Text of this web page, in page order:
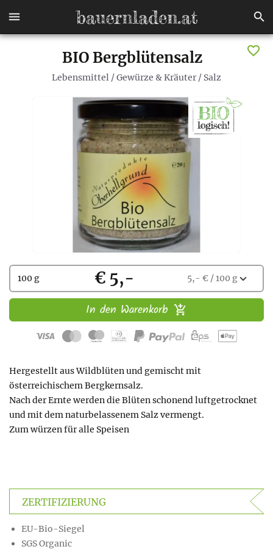
BIO Bergblütensalz
Lebensmittel /Gewürze & Kräuter / Salz
Kaufen
Wählen
Sie
Menge
100 g € 5,- 5,- € / 100 gexpand_more
In den Warenkorb
Hergestellt aus Wildblüten und gemischt mit
österreichischem Bergkernsalz.
Nach der Ernte werden die Blüten schonend luftgetrocknet
und mit dem naturbelassenem Salz vermengt.
Zum würzen für alle Speisen
ZERTIFIZIERUNG
EU-Bio-Siegel
SGS Organic